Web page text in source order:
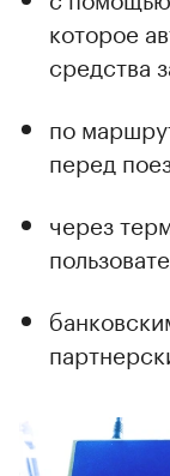
которое
средства
по
перед
через